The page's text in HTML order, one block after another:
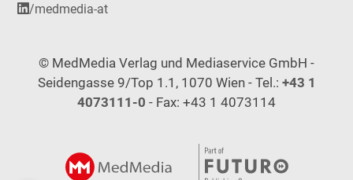
/medmedia-at
© MedMedia Verlag und Mediaservice GmbH -
Seidengasse 9/Top 1.1, 1070 Wien - Tel.: +43 1
4073111-0 - Fax: +43 1 4073114